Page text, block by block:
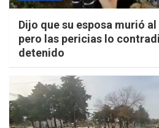
Dijo que su esposa murió
pero las pericias lo
detenido